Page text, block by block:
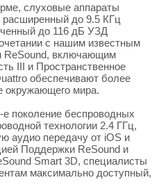
слуховые аппараты
до 9.5 КГц
до 116 дБ УЗД
с нашим известным
ReSound, включающим
III и Пространственное
обеспечивают более
окружающего мира.
поколение беспроводных
технологии 2.4 ГГц,
аудио передачу от iOS и
Поддержки ReSound и
Smart 3D, специалисты
максимально доступный,